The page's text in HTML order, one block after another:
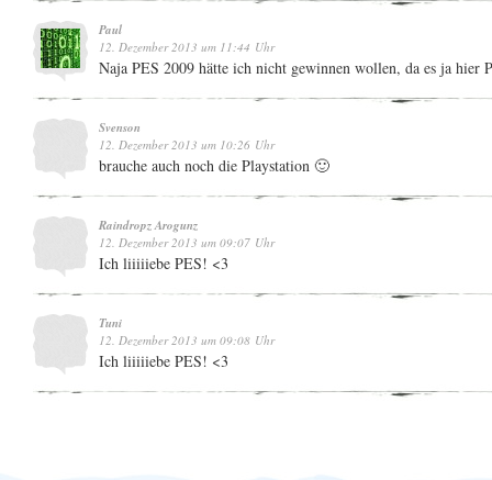
Paul
12. Dezember 2013 um 11:44 Uhr
Naja PES 2009 hätte ich nicht gewinnen wollen, da es ja hier
Svenson
12. Dezember 2013 um 10:26 Uhr
brauche auch noch die Playstation 🙂
Raindropz Arogunz
12. Dezember 2013 um 09:07 Uhr
Ich liiiiiebe PES! <3
Tuni
12. Dezember 2013 um 09:08 Uhr
Ich liiiiiebe PES! <3